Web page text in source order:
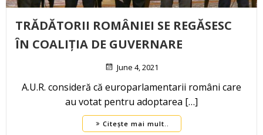
TRĂDĂTORII ROMÂNIEI SE REGĂSESC
ÎN COALIȚIA DE GUVERNARE
June 4, 2021
A.U.R. consideră că europarlamentarii români care
au votat pentru adoptarea […]
Citește mai mult..